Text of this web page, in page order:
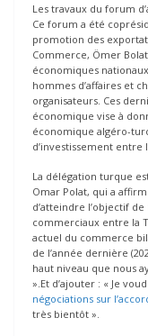
Les travaux du forum
Ce forum a été
promotion des
Commerce, Ömer
économiques
hommes d’affaires et
organisateurs. Ces
économique vise à
économique algéro-
d’investissement entre
La délégation turque
Omar Polat, qui a
d’atteindre l’objectif
commerciaux entre la
actuel du commerce
de l’année dernière
haut niveau que nous
».Et d’ajouter : « Je
négociations sur
très bientôt ».